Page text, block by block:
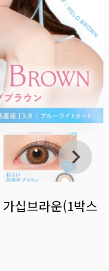
십브라운(1박스